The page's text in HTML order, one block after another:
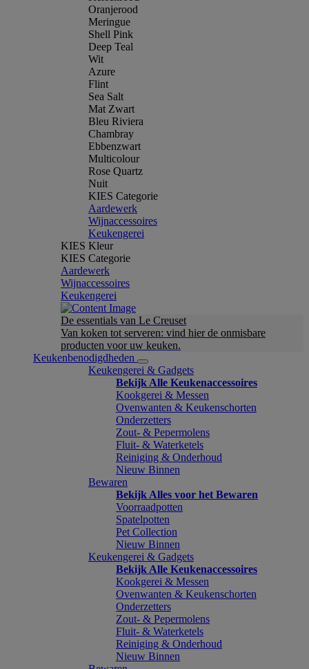
Oranjerood
Meringue
Shell Pink
Deep Teal
Wit
Azure
Flint
Sea Salt
Mat Zwart
Bleu Riviera
Chambray
Ebbenzwart
Multicolour
Rose Quartz
Nuit
KIES Categorie
Aardewerk
Wijnaccessoires
Keukengerei
KIES Kleur
KIES Categorie
Aardewerk
Wijnaccessoires
Keukengerei
De essentials van Le Creuset
Van koken tot serveren: vind hier de onmisbare
producten voor uw keuken.
Keukenbenodigdheden
Keukengerei & Gadgets
Bekijk Alle Keukenaccessoires
Kookgerei & Messen
Ovenwanten & Keukenschorten
Onderzetters
Zout- & Pepermolens
Fluit- & Waterketels
Reiniging & Onderhoud
Nieuw Binnen
Bewaren
Bekijk Alles voor het Bewaren
Voorraadpotten
Spatelpotten
Pet Collection
Nieuw Binnen
Keukengerei & Gadgets
Bekijk Alle Keukenaccessoires
Kookgerei & Messen
Ovenwanten & Keukenschorten
Onderzetters
Zout- & Pepermolens
Fluit- & Waterketels
Reiniging & Onderhoud
Nieuw Binnen